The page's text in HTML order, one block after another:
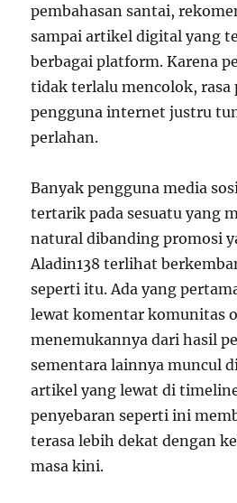
pembahasan santai,
sampai artikel digital yang
berbagai platform. Karena
tidak terlalu mencolok, rasa
pengguna internet justru
perlahan.
Banyak pengguna media
tertarik pada sesuatu yang
natural dibanding promosi
Aladin138 terlihat
seperti itu. Ada yang
lewat komentar komunitas
menemukannya dari hasil
sementara lainnya muncul
artikel yang lewat di
penyebaran seperti ini
terasa lebih dekat dengan
masa kini.